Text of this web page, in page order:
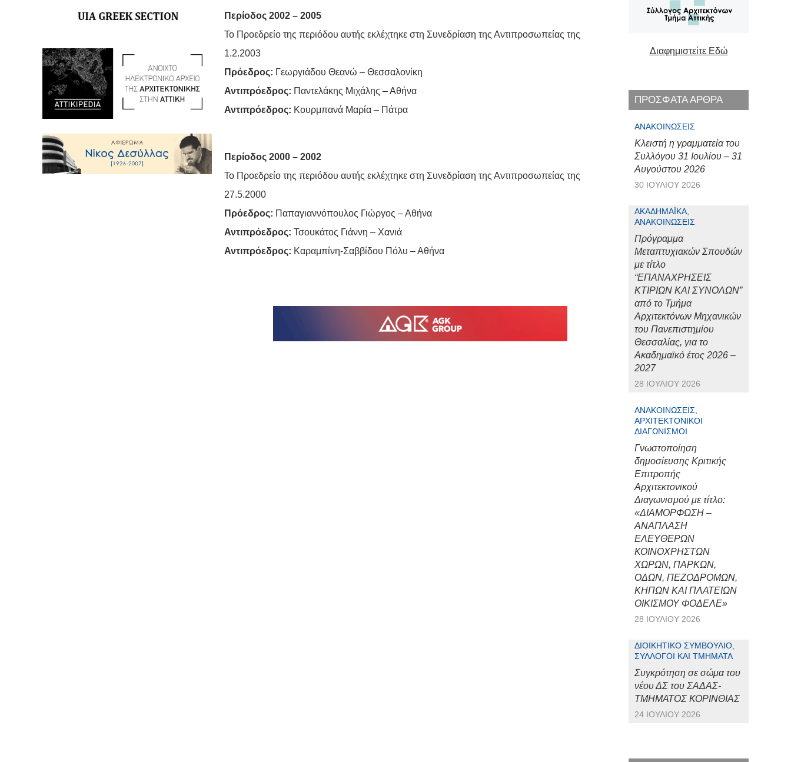
Περίοδος 2002 – 2005
Το Προεδρείο της περιόδου αυτής εκλέχτηκε στη Συνεδρίαση της Αντιπροσωπείας της
1.2.2003
Πρόεδρος: Γεωργιάδου Θεανώ – Θεσσαλονίκη
Αντιπρόεδρος: Παντελάκης Μιχάλης – Αθήνα
Αντιπρόεδρος: Κουρμπανά Μαρία – Πάτρα
Περίοδος 2000 – 2002
Το Προεδρείο της περιόδου αυτής εκλέχτηκε στη Συνεδρίαση της Αντιπροσωπείας της
27.5.2000
Πρόεδρος: Παπαγιαννόπουλος Γιώργος – Αθήνα
Αντιπρόεδρος: Τσουκάτος Γιάννη – Χανιά
Αντιπρόεδρος: Καραμπίνη-Σαββίδου Πόλυ – Αθήνα
Διαφημιστείτε Εδώ
ΠΡΟΣΦΑΤΑ ΑΡΘΡΑ
ΑΝΑΚΟΙΝΏΣΕΙΣ
Κλειστή η γραμματεία του
Συλλόγου 31 Ιουλίου – 31
Αυγούστου 2026
30 ΙΟΥΛΊΟΥ 2026
ΑΚΑΔΗΜΑΪΚΆ,
ΑΝΑΚΟΙΝΏΣΕΙΣ
Πρόγραμμα
Μεταπτυχιακών Σπουδών
με τίτλο
“ΕΠΑΝΑΧΡΗΣΕΙΣ
ΚΤΙΡΙΩΝ ΚΑΙ ΣΥΝΟΛΩΝ”
από το Τμήμα
Αρχιτεκτόνων Μηχανικών
του Πανεπιστημίου
Θεσσαλίας, για το
Ακαδημαϊκό έτος 2026 –
2027
28 ΙΟΥΛΊΟΥ 2026
ΑΝΑΚΟΙΝΏΣΕΙΣ,
ΑΡΧΙΤΕΚΤΟΝΙΚΟΊ
ΔΙΑΓΩΝΙΣΜΟΊ
Γνωστοποίηση
δημοσίευσης Κριτικής
Επιτροπής
Αρχιτεκτονικού
Διαγωνισμού με τίτλο:
«ΔΙΑΜΟΡΦΩΣΗ –
ΑΝΑΠΛΑΣΗ
ΕΛΕΥΘΕΡΩΝ
ΚΟΙΝΟΧΡΗΣΤΩΝ
ΧΩΡΩΝ, ΠΑΡΚΩΝ,
ΟΔΩΝ, ΠΕΖΟΔΡΟΜΩΝ,
ΚΗΠΩΝ ΚΑΙ ΠΛΑΤΕΙΩΝ
ΟΙΚΙΣΜΟΥ ΦΟΔΕΛΕ»
28 ΙΟΥΛΊΟΥ 2026
ΔΙΟΙΚΗΤΙΚΌ ΣΥΜΒΟΎΛΙΟ,
ΣΎΛΛΟΓΟΙ ΚΑΙ ΤΜΉΜΑΤΑ
Συγκρότηση σε σώμα του
νέου ΔΣ του ΣΑΔΑΣ-
ΤΜΗΜΑΤΟΣ ΚΟΡΙΝΘΙΑΣ
24 ΙΟΥΛΊΟΥ 2026